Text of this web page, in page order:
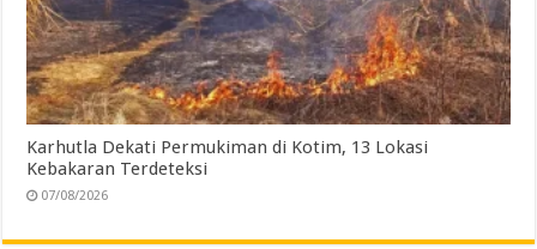
Karhutla Dekati Permukiman di Kotim, 13 Lokasi
Kebakaran Terdeteksi
07/08/2026